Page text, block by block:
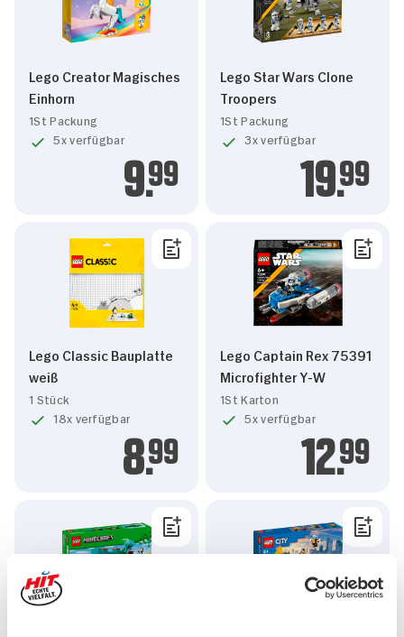
Lego Creator Magisches
Einhorn
1St Packung
5x verfügbar
9.99
Lego Star Wars Clone
Troopers
1St Packung
3x verfügbar
19.99
Lego Classic Bauplatte
weiß
1 Stück
18x verfügbar
8.99
Lego Captain Rex 75391
Microfighter Y-W
1St Karton
5x verfügbar
12.99